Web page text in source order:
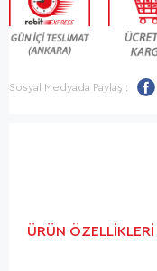
Sosyal Medyada Paylaş :
ÜRÜN ÖZELLIKLERI